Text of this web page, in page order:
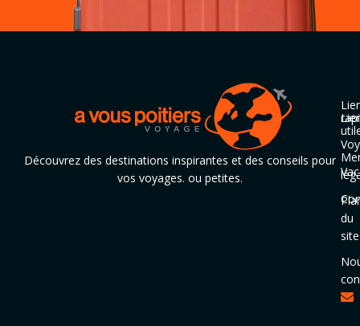
Découvrez des destinations inspirantes et des conseils pour
vos voyages. ou petites.
du
site